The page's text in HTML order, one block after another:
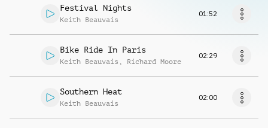
Festival Nights
Keith Beauvais
01:52
Bike Ride In Paris
Keith Beauvais , Richard Moore
02:29
Southern Heat
Keith Beauvais
02:00